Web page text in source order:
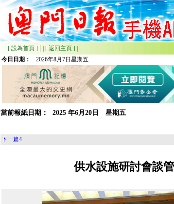
[ 設為首頁 ] [ 返回主頁 ]
今日日期：
2026年8月7日星期五
當前報紙日期： 2025 年6月 20日 星期五
下一篇4
供水設施研討會談